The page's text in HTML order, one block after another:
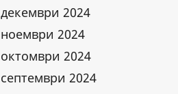
декември 2024
ноември 2024
октомври 2024
септември 2024